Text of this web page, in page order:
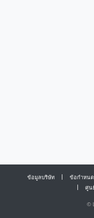
ข้อมูลบริษัท ข้อกำหนด
ศูน
©